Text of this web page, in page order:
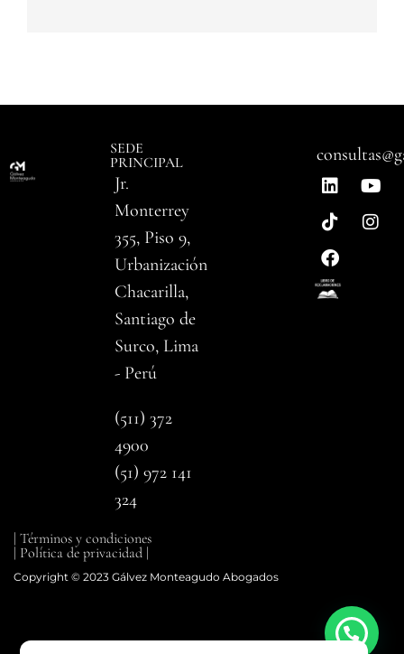
SEDE
PRINCIPAL
Jr.
Monterrey
355, Piso 9,
Urbanización
Chacarilla,
Santiago de
Surco, Lima
- Perú
(511) 372
4900
(51) 972 141
324
| Términos y condiciones
| Política de privacidad |
Copyright © 2023 Gálvez Monteagudo Abogados